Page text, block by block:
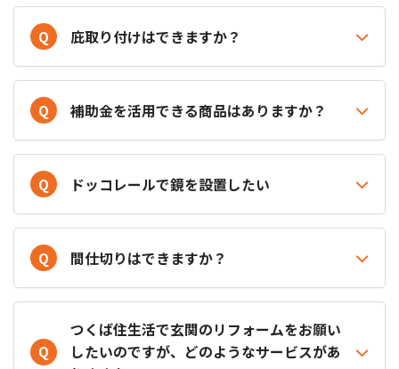
Q 庇取り付けはできますか？
Q 補助金を活用できる商品はありますか？
Q ドッコレールで鏡を設置したい
Q 間仕切りはできますか？
Q
つくば住生活で玄関のリフォームをお願い
したいのですが、どのようなサービスがあ